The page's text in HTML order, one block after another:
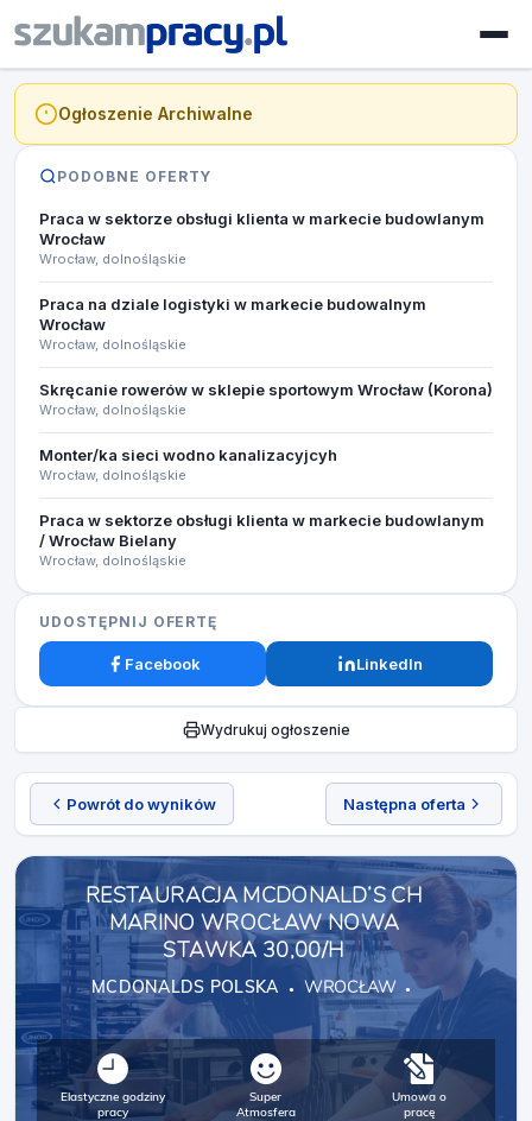
Powrót do wyników Następna oferta
RESTAURACJA MCDONALD’S CH
MARINO WROCŁAW NOWA
STAWKA 30,00/H
MCDONALDS POLSKA WROCŁAW
Elastyczne godziny
pracy
Super
Atmosfera
Umowa o
pracę
Ogłoszenie Archiwalne
PODOBNE OFERTY
Praca w sektorze obsługi klienta w markecie budowlanym
Wrocław
Wrocław, dolnośląskie
Praca na dziale logistyki w markecie budowalnym
Wrocław
Wrocław, dolnośląskie
Skręcanie rowerów w sklepie sportowym Wrocław (Korona)
Wrocław, dolnośląskie
Monter/ka sieci wodno kanalizacyjcyh
Wrocław, dolnośląskie
Praca w sektorze obsługi klienta w markecie budowlanym
/ Wrocław Bielany
Wrocław, dolnośląskie
UDOSTĘPNIJ OFERTĘ
Facebook LinkedIn
Wydrukuj ogłoszenie